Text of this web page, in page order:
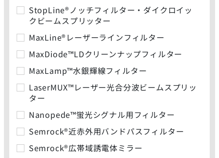
StopLine®ノッチフィルター・ダイクロイッ
クビームスプリッター
MaxLine®レーザーラインフィルター
MaxDiode™LDクリーンナップフィルター
MaxLamp™水銀輝線フィルター
LaserMUX™レーザー光合分波ビームスプリッ
ター
Nanopede™蛍光シグナル用フィルター
Semrock®近赤外用バンドパスフィルター
Semrock®広帯域誘電体ミラー